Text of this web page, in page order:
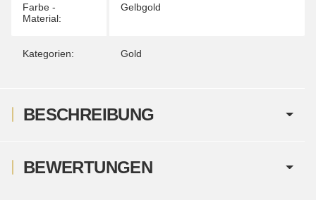
Farbe -
Material:
Gelbgold
Kategorien: Gold
BESCHREIBUNG
BEWERTUNGEN